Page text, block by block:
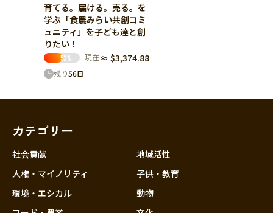
育てる。届ける。売る。を
学ぶ「食農みらい共創コミ
ュニティ」を子ども達と創
りたい！
53 % 現在 ≈ $3,374.88
残り56日
カテゴリー
社会貢献
人権・マイノリティ
環境・エシカル
地域活性
子供・教育
動物